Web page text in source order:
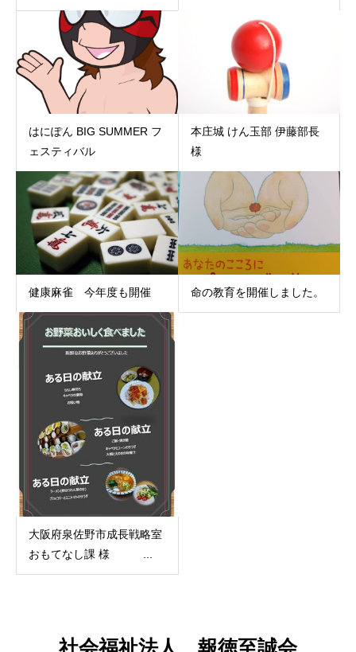
はにぽん BIG SUMMER フ
ェスティバル
本庄城 けん玉部 伊藤部長
様
健康麻雀 今年度も開催 命の教育を開催しました。
大阪府泉佐野市成長戦略室
おもてなし課 様 ...
社会福祉法人 報徳至誠会